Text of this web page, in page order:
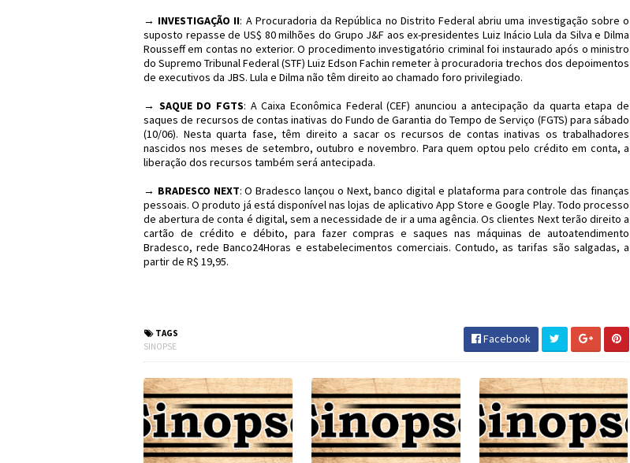
→ INVESTIGAÇÃO II: A Procuradoria da República no Distrito Federal abriu uma investigação sobre o
suposto repasse de US$ 80 milhões do Grupo J&F aos ex-presidentes Luiz Inácio Lula da Silva e Dilma
Rousseff em contas no exterior. O procedimento investigatório criminal foi instaurado após o ministro
do Supremo Tribunal Federal (STF) Luiz Edson Fachin remeter à procuradoria trechos dos depoimentos
de executivos da JBS. Lula e Dilma não têm direito ao chamado foro privilegiado.
→ SAQUE DO FGTS: A Caixa Econômica Federal (CEF) anunciou a antecipação da quarta etapa de
saques de recursos de contas inativas do Fundo de Garantia do Tempo de Serviço (FGTS) para sábado
(10/06). Nesta quarta fase, têm direito a sacar os recursos de contas inativas os trabalhadores
nascidos nos meses de setembro, outubro e novembro. Para quem optou pelo crédito em conta, a
liberação dos recursos também será antecipada.
→ BRADESCO NEXT: O Bradesco lançou o Next, banco digital e plataforma para controle das finanças
pessoais. O produto já está disponível nas lojas de aplicativo App Store e Google Play. Todo processo
de abertura de conta é digital, sem a necessidade de ir a uma agência. Os clientes Next terão direito a
cartão de crédito e débito, para fazer compras e saques nas máquinas de autoatendimento
Bradesco, rede Banco24Horas e estabelecimentos comerciais. Contudo, as tarifas são salgadas, a
partir de R$ 19,95.
TAGS
SINOPSE
Facebook